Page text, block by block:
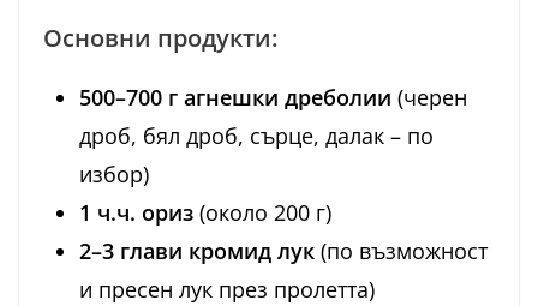
Основни продукти:
500–700 г агнешки дреболии (черен
дроб, бял дроб, сърце, далак – по
избор)
1 ч.ч. ориз (около 200 г)
2–3 глави кромид лук (по възможност
и пресен лук през пролетта)